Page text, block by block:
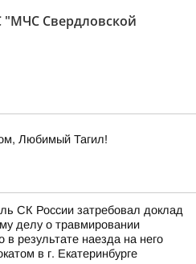
"МЧС Свердловской
Любимый Тагил!
СК России затребовал доклад
делу о травмировании
в результате наезда на него
в г. Екатеринбурге